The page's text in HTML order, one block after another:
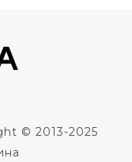
© 2013-2025